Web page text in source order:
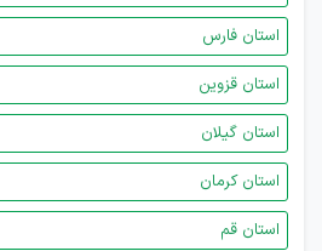
استان فارس
استان قزوین
استان گیلان
استان کرمان
استان قم